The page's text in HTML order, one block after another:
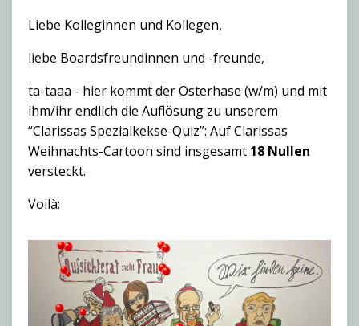
Liebe Kolleginnen und Kollegen,
liebe Boardsfreundinnen und -freunde,
ta-taaa - hier kommt der Osterhase (w/m) und mit
ihm/ihr endlich die Auflösung zu unserem
“Clarissas Spezialkekse-Quiz”: Auf Clarissas
Weihnachts-Cartoon sind insgesamt 18 Nullen
versteckt.
Voilà: